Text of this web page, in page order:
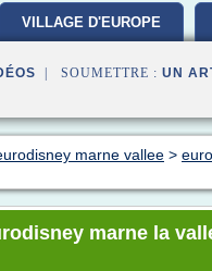
VILLAGE D'EUROPE
| SOUMETTRE : UN
marne vallee >
marne la